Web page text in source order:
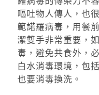
嘔吐物人傳人，也
範諾羅病毒，用餐
潔雙手非常重要，
毒，避免共食外，
白水消毒環境，包
也要消毒換洗。